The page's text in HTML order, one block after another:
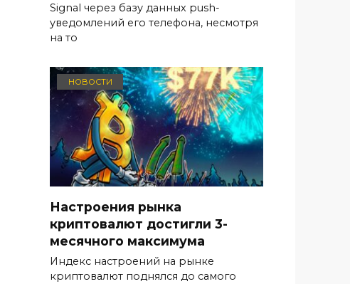
Signal через базу данных push-
уведомлений его телефона, несмотря
на то
НОВОСТИ
Настроения рынка
криптовалют достигли 3-
месячного максимума
Индекс настроений на рынке
криптовалют поднялся до самого